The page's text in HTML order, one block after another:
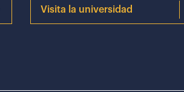
Visita la universidad